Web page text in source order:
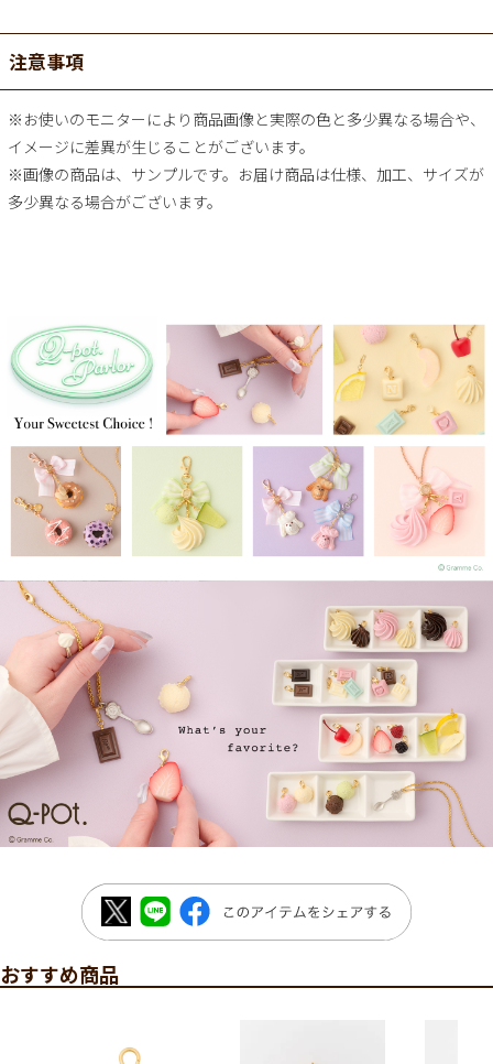
注意事項
※お使いのモニターにより商品画像と実際の色と多少異なる場合や、
イメージに差異が生じることがございます。
※画像の商品は、サンプルです。お届け商品は仕様、加工、サイズが
多少異なる場合がございます。
おすすめ商品